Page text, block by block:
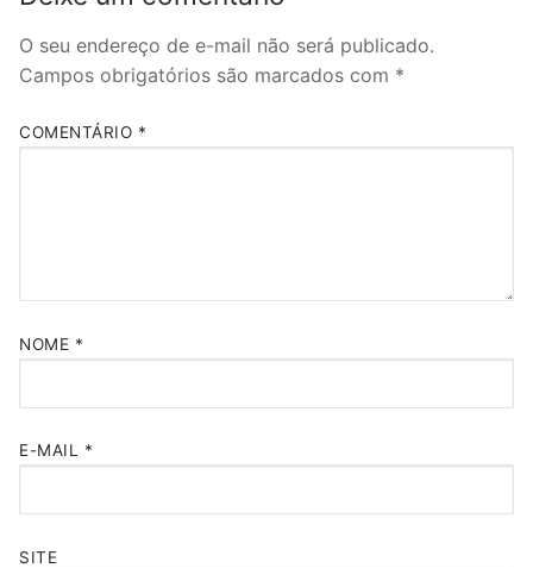
O seu endereço de e-mail não será publicado.
Campos obrigatórios são marcados com *
COMENTÁRIO *
NOME *
E-MAIL *
SITE